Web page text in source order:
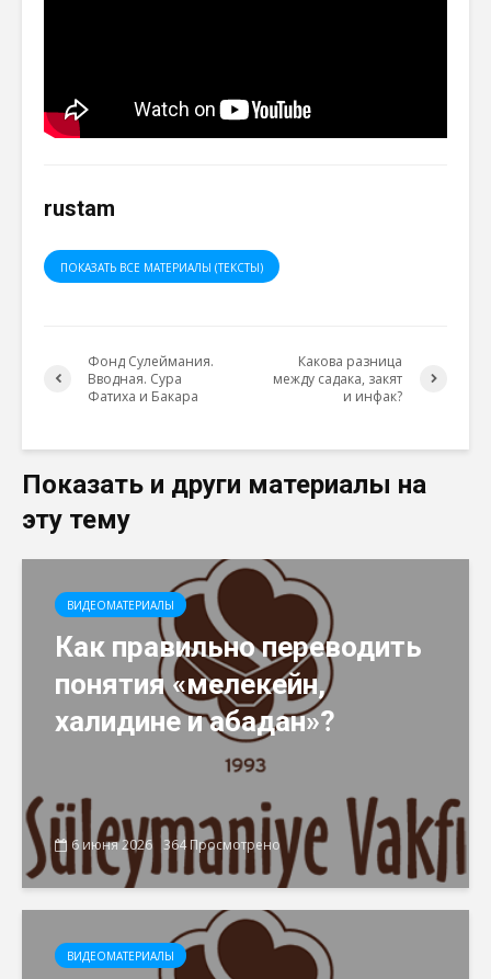
rustam
ПОКАЗАТЬ ВСЕ МАТЕРИАЛЫ (ТЕКСТЫ)
Фонд Сулеймания.
Вводная. Сура
Фатиха и Бакара
Какова разница
между садака, закят
и инфак?
Показать и други материалы на
эту тему
ВИДЕОМАТЕРИАЛЫ
Как правильно переводить
понятия «мелекейн,
халидине и абадан»?
6 июня 2026 364 Просмотрено
ВИДЕОМАТЕРИАЛЫ